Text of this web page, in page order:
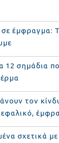
έμφραγμα:
12 σημάδια
τον
σχετικά